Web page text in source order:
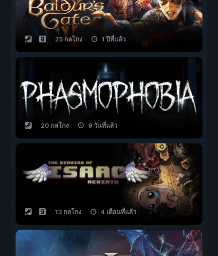
25 กลโกง 1 ปีที่แล้ว
20 กลโกง 9 วันที่แล้ว
13 กลโกง 4 เดือนที่แล้ว